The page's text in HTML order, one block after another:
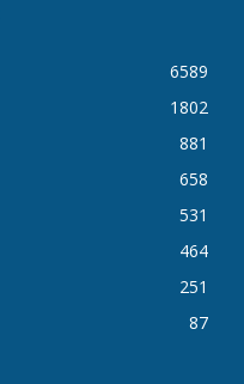
6589
1802
881
658
531
464
251
87